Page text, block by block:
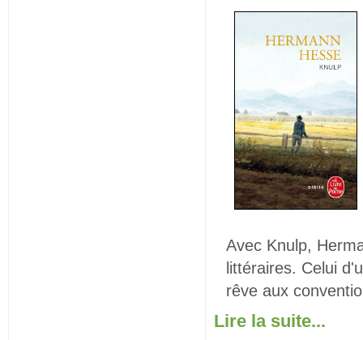
Avec Knulp,
littéraires. Celui
rêve aux
Lire la suite...